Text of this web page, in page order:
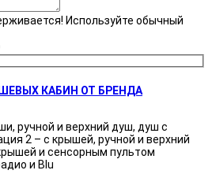
Используйте обычный
КАБИН ОТ БРЕНДА
ручной и верхний душ, душ с
2 – с крышей, ручной и верхний
и сенсорным пультом
и Blu